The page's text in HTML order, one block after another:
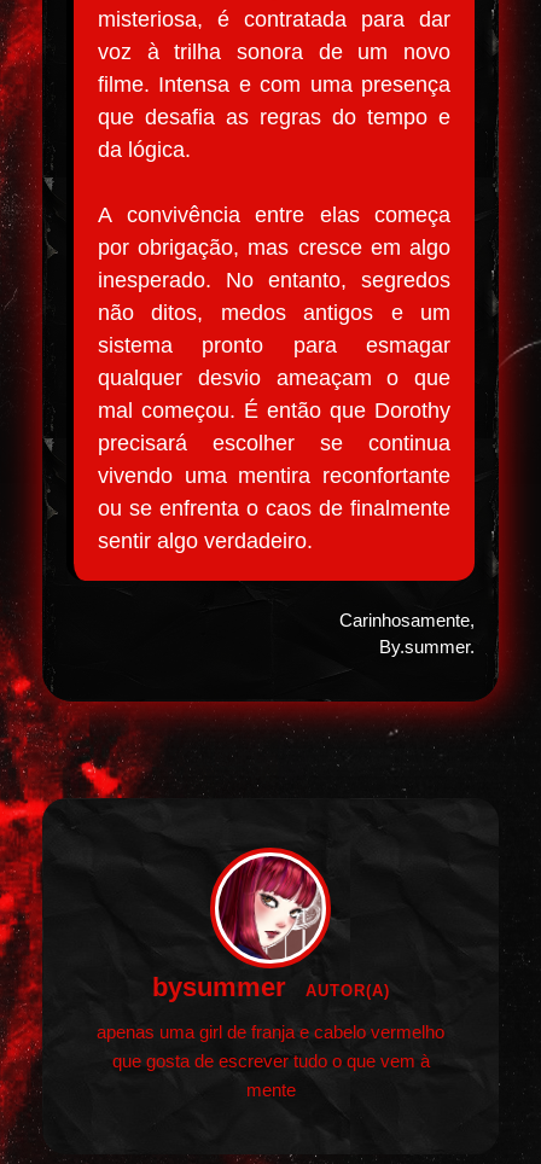
misteriosa, é contratada para dar
voz à trilha sonora de um novo
filme. Intensa e com uma presença
que desafia as regras do tempo e
da lógica.
A convivência entre elas começa
por obrigação, mas cresce em algo
inesperado. No entanto, segredos
não ditos, medos antigos e um
sistema pronto para esmagar
qualquer desvio ameaçam o que
mal começou. É então que Dorothy
precisará escolher se continua
vivendo uma mentira reconfortante
ou se enfrenta o caos de finalmente
sentir algo verdadeiro.
Carinhosamente,
By.summer.
bysummer AUTOR(A)
apenas uma girl de franja e cabelo vermelho
que gosta de escrever tudo o que vem à
mente